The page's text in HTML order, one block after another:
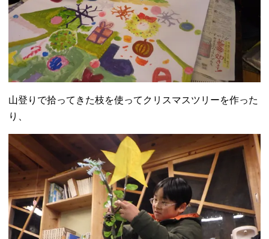
山登りで拾ってきた枝を使ってクリスマスツリーを作った
り、